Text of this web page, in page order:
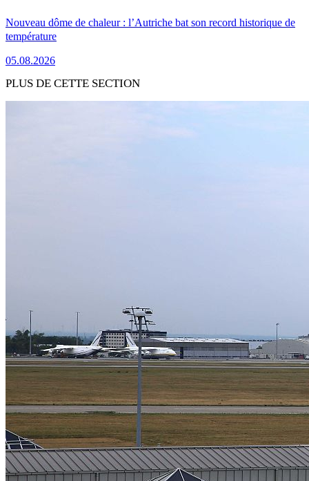
Nouveau dôme de chaleur : l’Autriche bat son record historique de
température
05.08.2026
PLUS DE CETTE SECTION